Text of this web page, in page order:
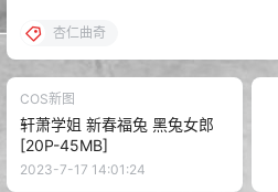
杏仁曲奇
COS新图
轩萧学姐 新春福兔 黑兔女郎
[20P-45MB]
2023-7-17 14:01:24